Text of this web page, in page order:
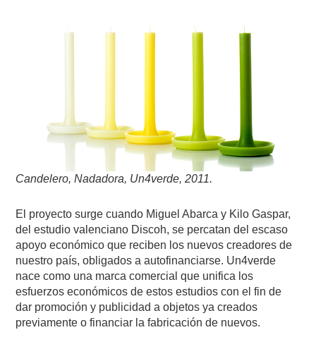
Candelero, Nadadora, Un4verde, 2011.
El proyecto surge cuando Miguel Abarca y Kilo Gaspar,
del estudio valenciano Discoh, se percatan del escaso
apoyo económico que reciben los nuevos creadores de
nuestro país, obligados a autofinanciarse. Un4verde
nace como una marca comercial que unifica los
esfuerzos económicos de estos estudios con el fin de
dar promoción y publicidad a objetos ya creados
previamente o financiar la fabricación de nuevos.